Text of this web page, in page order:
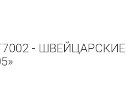
- ШВЕЙЦАРСКИЕ